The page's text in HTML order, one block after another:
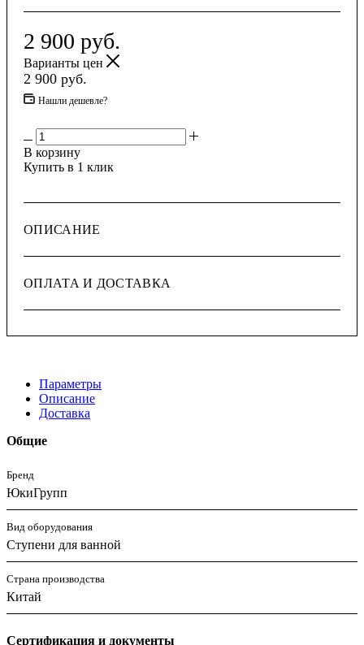
2 900 руб.
Варианты цен
2 900 руб.
Нашли дешевле?
В корзину
Купить в 1 клик
ОПИСАНИЕ
ОПЛАТА И ДОСТАВКА
Параметры
Описание
Доставка
Общие
Бренд
ЮкиГрупп
Вид оборудования
Ступени для ванной
Страна производства
Китай
Сертификация и документы